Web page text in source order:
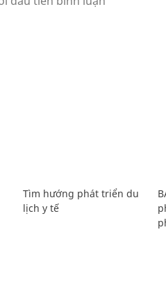
Tìm hướng phát triển du
lịch y tế